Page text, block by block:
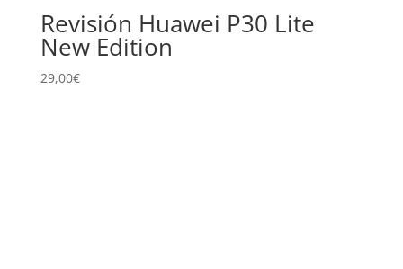
Revisión Huawei P30 Lite
New Edition
29,00€